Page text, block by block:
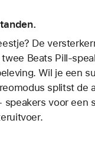
De
Beats Pill-
Wil je een
splitst de
speakers voor een